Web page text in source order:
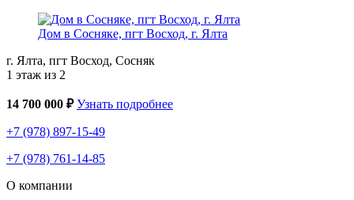
Дом в Сосняке, пгт Восход, г. Ялта
г. Ялта, пгт Восход, Сосняк
1 этаж из 2
14 700 000 ₽ Узнать подробнее
+7 (978) 897-15-49
+7 (978) 761-14-85
О компании